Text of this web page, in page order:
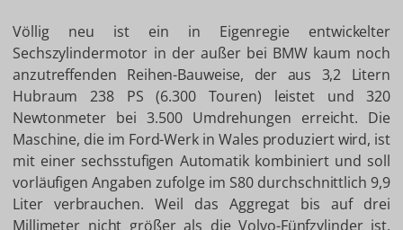
Völlig neu ist ein in Eigenregie entwickelter
Sechszylindermotor in der außer bei BMW kaum noch
anzutreffenden Reihen-Bauweise, der aus 3,2 Litern
Hubraum 238 PS (6.300 Touren) leistet und 320
Newtonmeter bei 3.500 Umdrehungen erreicht. Die
Maschine, die im Ford-Werk in Wales produziert wird, ist
mit einer sechsstufigen Automatik kombiniert und soll
vorläufigen Angaben zufolge im S80 durchschnittlich 9,9
Liter verbrauchen. Weil das Aggregat bis auf drei
Millimeter nicht größer als die Volvo-Fünfzylinder ist,